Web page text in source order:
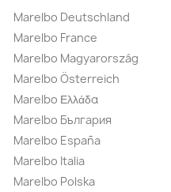
Marelbo Deutschland
Marelbo France
Marelbo Magyarország
Marelbo Österreich
Marelbo Ελλάδα
Marelbo България
Marelbo España
Marelbo Italia
Marelbo Polska